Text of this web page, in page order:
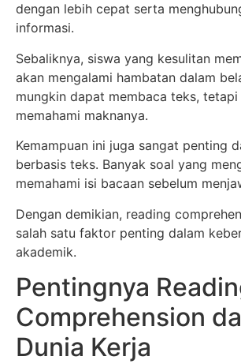
dengan lebih cepat serta
informasi.
Sebaliknya, siswa yang kesulitan
akan mengalami hambatan dalam
mungkin dapat membaca teks,
memahami maknanya.
Kemampuan ini juga sangat penting
berbasis teks. Banyak soal yang
memahami isi bacaan sebelum
Dengan demikian, reading
salah satu faktor penting dalam
akademik.
Pentingnya
Comprehension
Dunia Kerja